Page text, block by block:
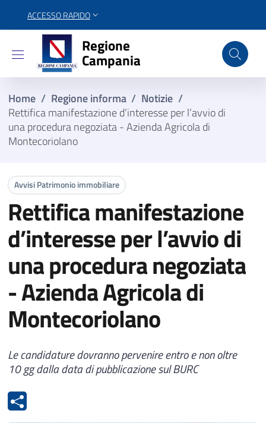
ACCESSO RAPIDO
Regione Campania
Regione
Campania
Home / Regione informa / Notizie /
Rettifica manifestazione d’interesse per l’avvio di
una procedura negoziata - Azienda Agricola di
Montecoriolano
Avvisi Patrimonio immobiliare
Rettifica manifestazione
d’interesse per l’avvio di
una procedura negoziata
- Azienda Agricola di
Montecoriolano
Le candidature dovranno pervenire entro e non oltre
10 gg dalla data di pubblicazione sul BURC